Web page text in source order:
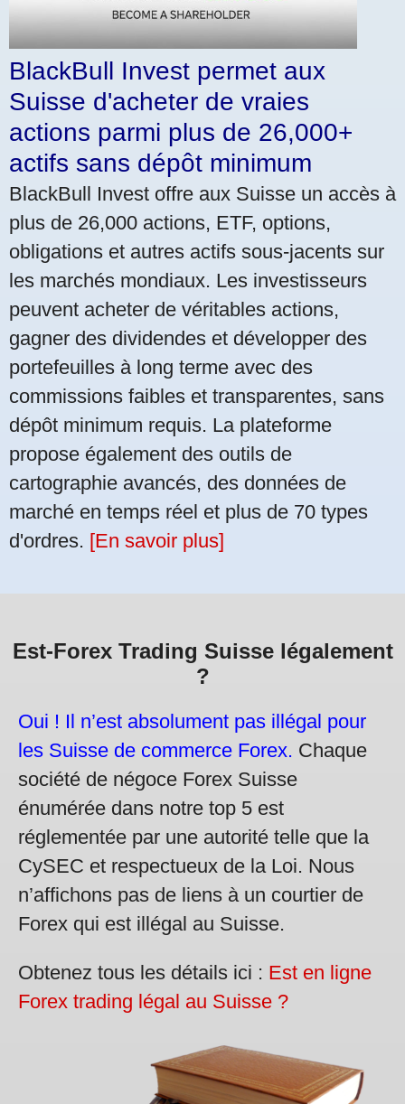
BlackBull Invest permet aux
Suisse d'acheter de vraies
actions parmi plus de 26,000+
actifs sans dépôt minimum
BlackBull Invest offre aux Suisse un accès à
plus de 26,000 actions, ETF, options,
obligations et autres actifs sous-jacents sur
les marchés mondiaux. Les investisseurs
peuvent acheter de véritables actions,
gagner des dividendes et développer des
portefeuilles à long terme avec des
commissions faibles et transparentes, sans
dépôt minimum requis. La plateforme
propose également des outils de
cartographie avancés, des données de
marché en temps réel et plus de 70 types
d'ordres. [En savoir plus]
Est-Forex Trading Suisse légalement
?
Oui ! Il n’est absolument pas illégal pour
les Suisse de commerce Forex. Chaque
société de négoce Forex Suisse
énumérée dans notre top 5 est
réglementée par une autorité telle que la
CySEC et respectueux de la Loi. Nous
n’affichons pas de liens à un courtier de
Forex qui est illégal au Suisse.
Obtenez tous les détails ici : Est en ligne
Forex trading légal au Suisse ?